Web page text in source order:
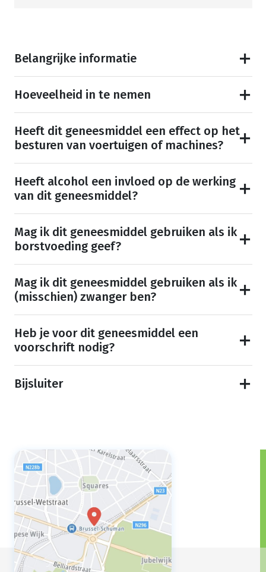
Belangrijke informatie
Hoeveelheid in te nemen
Heeft dit geneesmiddel een effect op het
besturen van voertuigen of machines?
Heeft alcohol een invloed op de werking
van dit geneesmiddel?
Mag ik dit geneesmiddel gebruiken als ik
borstvoeding geef?
Mag ik dit geneesmiddel gebruiken als ik
(misschien) zwanger ben?
Heb je voor dit geneesmiddel een
voorschrift nodig?
Bijsluiter